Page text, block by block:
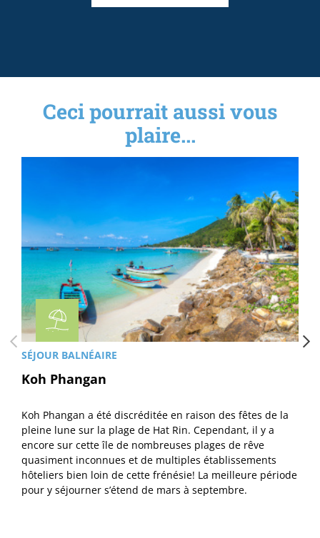
Ceci pourrait aussi vous
plaire...
SÉJOUR BALNÉAIRE
Koh Phangan
Koh Phangan a été discréditée en raison des fêtes de la
pleine lune sur la plage de Hat Rin. Cependant, il y a
encore sur cette île de nombreuses plages de rêve
quasiment inconnues et de multiples établissements
hôteliers bien loin de cette frénésie! La meilleure période
pour y séjourner s’étend de mars à septembre.